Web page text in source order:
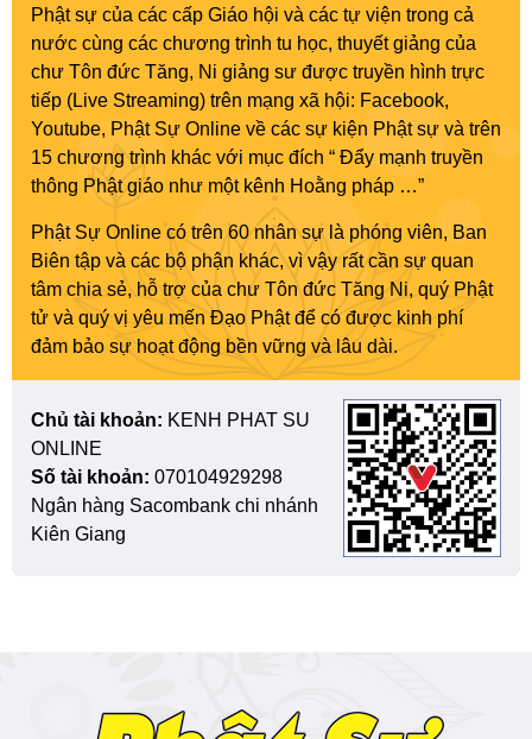
Phật sự của các cấp Giáo hội và các tự viện trong cả
nước cùng các chương trình tu học, thuyết giảng của
chư Tôn đức Tăng, Ni giảng sư được truyền hình trực
tiếp (Live Streaming) trên mạng xã hội: Facebook,
Youtube, Phật Sự Online về các sự kiện Phật sự và trên
15 chương trình khác với mục đích “ Đẩy mạnh truyền
thông Phật giáo như một kênh Hoằng pháp …”
Phật Sự Online có trên 60 nhân sự là phóng viên, Ban
Biên tập và các bộ phận khác, vì vậy rất cần sự quan
tâm chia sẻ, hỗ trợ của chư Tôn đức Tăng Ni, quý Phật
tử và quý vị yêu mến Đạo Phật để có được kinh phí
đảm bảo sự hoạt động bền vững và lâu dài.
Chủ tài khoản: KENH PHAT SU
ONLINE
Số tài khoản: 070104929298
Ngân hàng Sacombank chi nhánh
Kiên Giang